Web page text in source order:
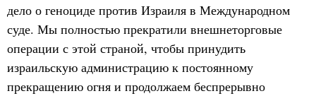
дело о геноциде против Израиля в Международном
суде. Мы полностью прекратили внешнеторговые
операции с этой страной, чтобы принудить
израильскую администрацию к постоянному
прекращению огня и продолжаем беспрерывно